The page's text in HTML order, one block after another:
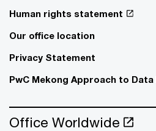
Human rights statement
Our office location
Privacy Statement
PwC Mekong Approach to
Office Worldwide